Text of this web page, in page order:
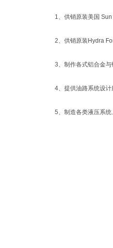
1、供销原装美国
2、供销原装Hydra
3、制作各式铝合金与
4、提供油路系统设
5、制造各类液压系